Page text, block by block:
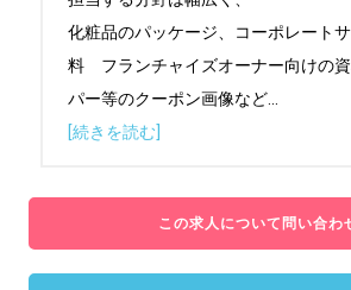
化粧品のパッケージ、コーポレート
料　フランチャイズオーナー向けの
パー等のクーポン画像など
[続きを読む]
この求人について問い合わ